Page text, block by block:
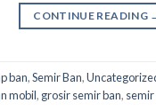
CONTINUE READING
ban,Semir Ban,
mobil, grosir semir ban, semir